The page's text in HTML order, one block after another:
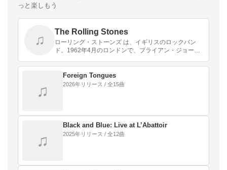
っと楽しもう
♫
The Rolling Stones
ローリング・ストーンズ は、イギリスのロックバン
ド。1962年4月のロンドンで、ブライアン・ジョーン
ス・リチャーズによって結成、その後間もなくビル・
ワイ…
♫
Foreign Tongues
2026年リリース / 全15曲
♫
Black and Blue: Live at L’Abattoir
2025年リリース / 全12曲